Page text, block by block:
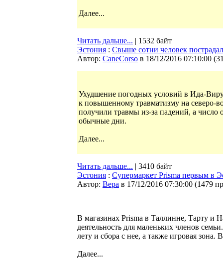
Далее...
Читать дальше... | 1532 байт
Эстония : Свыше сотни человек
Автор: CaneCorso в 18/12/2016 07:10:00 (
Ухудшение погодных условий в Ида-
к повышенному травматизму на северо-
получили травмы из-за падений, а число
обычные дни.
Далее...
Читать дальше... | 3410 байт
Эстония : Супермаркет Prisma первым в
Автор: Bepa в 17/12/2016 07:30:00 (1479
В магазинах Prisma в Таллинне, Тарту и
деятельность для маленьких членов
лету и сбора с нее, а также игровая зона.
Далее...